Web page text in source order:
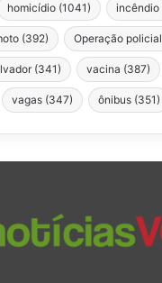
homicídio (1041) incêndio
(392) Operação policial
(341) vacina (387)
vagas (347) ônibus (351)